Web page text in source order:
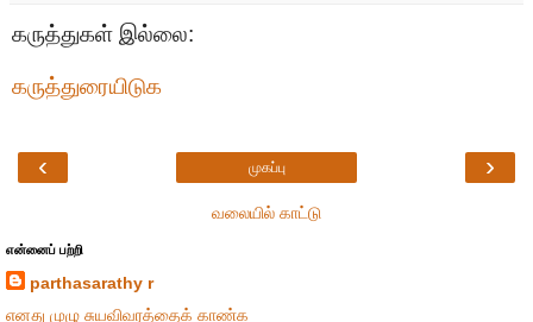
கருத்துகள் இல்லை:
கருத்துரையிடுக
‹ ›
முகப்பு
வலையில் காட்டு
என்னைப் பற்றி
parthasarathy r
எனது முழு சுயவிவரத்தைக் காண்க